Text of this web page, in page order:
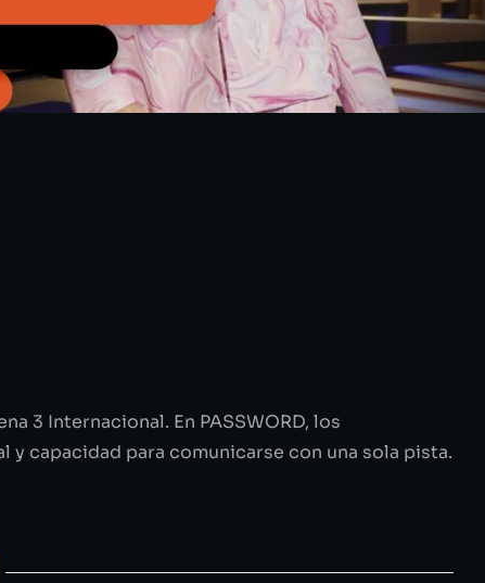
3 Internacional. En PASSWORD, los
capacidad para comunicarse con una sola pista.